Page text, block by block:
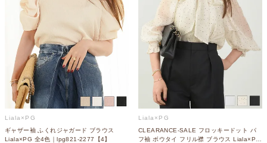
Liala×PG
ギャザー袖 ふくれジャガード ブラウス
Liala×PG 全4色｜lpg821-2277【4】
Liala×PG
CLEARANCE-SALE フロッキードット パ
フ袖 ボウタイ フリル襟 ブラウス Liala×PG